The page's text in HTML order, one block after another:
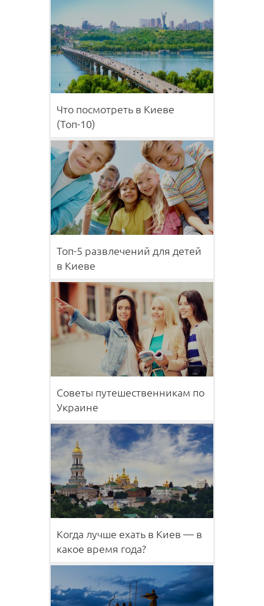
Что посмотреть в Киеве
(Топ-10)
Топ-5 развлечений для детей
в Киеве
Советы путешественникам по
Украине
Когда лучше ехать в Киев — в
какое время года?